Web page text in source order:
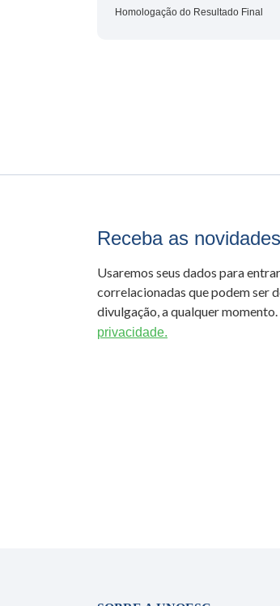
Homologação do Resultado Final
Receba as
Usaremos seus dados para
correlacionadas que podem ser
divulgação, a qualquer
privacidade.